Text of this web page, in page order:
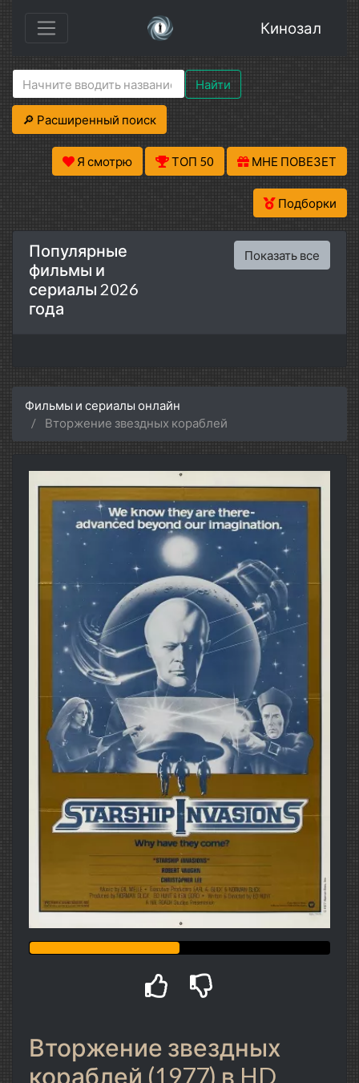
Кинозал
Найти
🔎 Расширенный поиск
Я смотрю ТОП 50 МНЕ ПОВЕЗЕТ
Подборки
Популярные
фильмы и
сериалы 2026
года
Показать все
Фильмы и сериалы онлайн
Вторжение звездных кораблей
Вторжение звездных
кораблей (1977) в HD